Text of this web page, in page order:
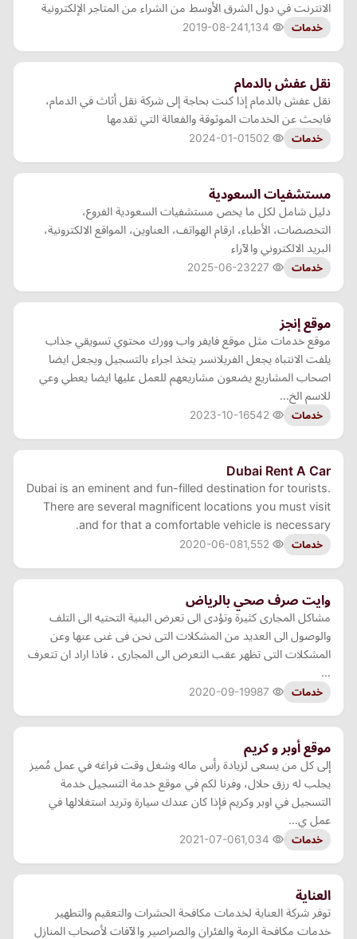
الانترنت في دول الشرق الأوسط من الشراء من المتاجر الإلكترونية
خدمات 2019-08-24
نقل عفش بالدمام
نقل عفش بالدمام إذا كنت بحاجة إلى شركة نقل أثاث في الدمام،
فابحث عن الخدمات الموثوقة والفعالة التي تقدمها
خدمات 2024-01-01
مستشفيات السعودية
دليل شامل لكل ما يخص مستشفيات السعودية الفروع،
التخصصات، الأطباء، ارقام الهواتف، العناوين، المواقع الالكترونية،
البريد الالكتروني والآراء
خدمات 2025-06-23
موقع إنجز
موقع خدمات مثل موقع فايفر واب وورك محتوي تسويقي جذاب
يلفت الانتباه يجعل الفريلانسر يتخذ اجراء بالتسجيل ويجعل ايضا
اصحاب المشاريع يضعون مشاريعهم للعمل عليها ايضا يعطي وعي
للاسم الخ…
خدمات 2023-10-16
Dubai Rent A Car
Dubai is an eminent and fun-filled destination for tourists.
There are several magnificent locations you must visit
and for that a comfortable vehicle is necessary.
خدمات 2020-06-08
وايت صرف صحي بالرياض
مشاكل المجارى كثيرة وتؤدى الى تعرض البنية التحتيه الى التلف
والوصول الى العديد من المشكلات التى نحن فى غنى عنها وعن
المشكلات التى تظهر عقب التعرض الى المجارى ، فاذا اراد ان تتعرف
…
خدمات 2020-09-19
موقع أوبر و كريم
إلى كل من يسعى لزيادة رأس ماله وشغل وقت فراغه في عمل مُميز
يجلب له رزق حلال، وفرنا لكم في موقع خدمة التسجيل خدمة
التسجيل في اوبر وكريم فإذا كان عندك سيارة وتريد استغلالها في
عمل ي…
خدمات 2021-07-06
العناية
توفر شركة العناية لخدمات مكافحة الحشرات والتعقيم والتطهير
خدمات مكافحة الرمة والفئران والصراصير والآفات لأصحاب المنازل